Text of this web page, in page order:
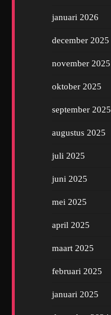
januari 2026
december 2025
november 2025
oktober 2025
september 2025
augustus 2025
juli 2025
juni 2025
mei 2025
april 2025
maart 2025
februari 2025
januari 2025